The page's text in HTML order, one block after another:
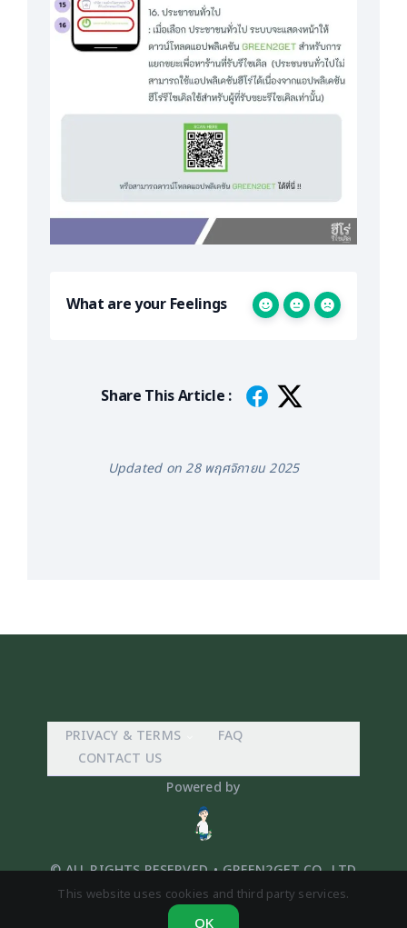
What are your Feelings
Share This Article :
Updated on 28 พฤศจิกายน 2025
PRIVACY & TERMS
FAQ
CONTACT US
Powered by
© ALL RIGHTS RESERVED. • GREEN2GET CO,. LTD
This website uses cookies and third party services.